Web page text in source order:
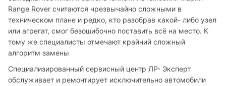
Range Rover считаются чрезвычайно сложными в
техническом плане и редко, кто разобрав какой- либо узел
или агрегат, смог безошибочно поставить всё на место. К
тому же специалисты отмечают крайний сложный
алгоритм замены
Специализированный сервисный центр ЛР- Эксперт
обслуживает и ремонтирует исключительно автомобили